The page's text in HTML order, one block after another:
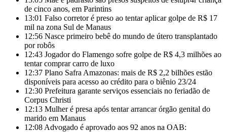
de cinco anos, em Parintins
13:01 Falso corretor é preso ao tentar aplicar golpe de R$ 17
mil na zona Sul de Manaus
12:56 Nasce primeiro bebê do mundo de útero transplantado
por robôs
12:43 Jogador do Flamengo sofre golpe de R$ 4,3 milhões ao
tentar comprar carro de luxo
12:37 Plano Safra Amazonas: mais de R$ 2,2 bilhões estão
disponíveis para acesso ao crédito para o biênio 23/24
12:30 Prefeitura garante serviços essenciais no feriadão de
Corpus Christi
12:13 Mulher é presa após tentar arrancar órgão genital do
marido em Manaus
12:08 Advogado é aprovado aos 92 anos na OAB: